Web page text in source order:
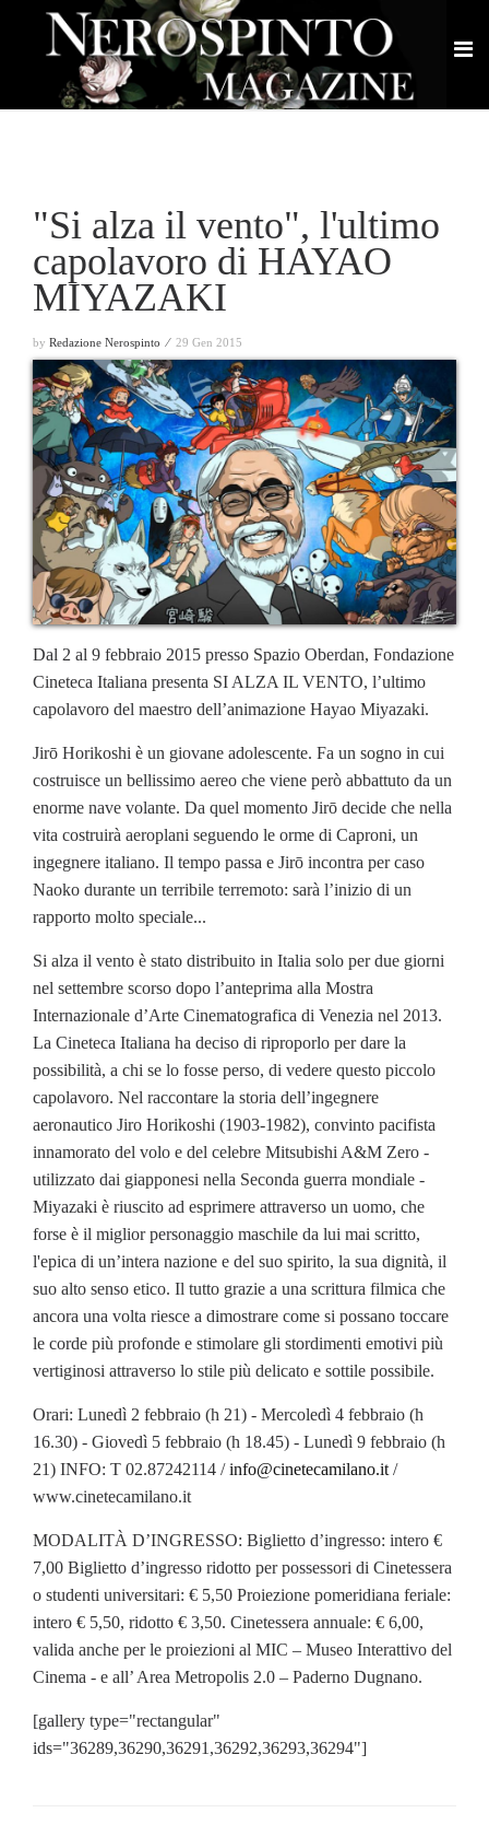
"Si alza il vento", l'ultimo
capolavoro di HAYAO
MIYAZAKI
by Redazione Nerospinto ⁄ 29 Gen 2015
Dal 2 al 9 febbraio 2015 presso Spazio Oberdan, Fondazione
Cineteca Italiana presenta SI ALZA IL VENTO, l’ultimo
capolavoro del maestro dell’animazione Hayao Miyazaki.
Jirō Horikoshi è un giovane adolescente. Fa un sogno in cui
costruisce un bellissimo aereo che viene però abbattuto da un
enorme nave volante. Da quel momento Jirō decide che nella
vita costruirà aeroplani seguendo le orme di Caproni, un
ingegnere italiano. Il tempo passa e Jirō incontra per caso
Naoko durante un terribile terremoto: sarà l’inizio di un
rapporto molto speciale...
Si alza il vento è stato distribuito in Italia solo per due giorni
nel settembre scorso dopo l’anteprima alla Mostra
Internazionale d’Arte Cinematografica di Venezia nel 2013.
La Cineteca Italiana ha deciso di riproporlo per dare la
possibilità, a chi se lo fosse perso, di vedere questo piccolo
capolavoro. Nel raccontare la storia dell’ingegnere
aeronautico Jiro Horikoshi (1903-1982), convinto pacifista
innamorato del volo e del celebre Mitsubishi A&M Zero -
utilizzato dai giapponesi nella Seconda guerra mondiale -
Miyazaki è riuscito ad esprimere attraverso un uomo, che
forse è il miglior personaggio maschile da lui mai scritto,
l'epica di un’intera nazione e del suo spirito, la sua dignità, il
suo alto senso etico. Il tutto grazie a una scrittura filmica che
ancora una volta riesce a dimostrare come si possano toccare
le corde più profonde e stimolare gli stordimenti emotivi più
vertiginosi attraverso lo stile più delicato e sottile possibile.
Orari: Lunedì 2 febbraio (h 21) - Mercoledì 4 febbraio (h
16.30) - Giovedì 5 febbraio (h 18.45) - Lunedì 9 febbraio (h
21) INFO: T 02.87242114 /info@cinetecamilano.it /
www.cinetecamilano.it
MODALITÀ D’INGRESSO: Biglietto d’ingresso: intero €
7,00 Biglietto d’ingresso ridotto per possessori di Cinetessera
o studenti universitari: € 5,50 Proiezione pomeridiana feriale:
intero € 5,50, ridotto € 3,50. Cinetessera annuale: € 6,00,
valida anche per le proiezioni al MIC – Museo Interattivo del
Cinema - e all’ Area Metropolis 2.0 – Paderno Dugnano.
[gallery type="rectangular"
ids="36289,36290,36291,36292,36293,36294"]